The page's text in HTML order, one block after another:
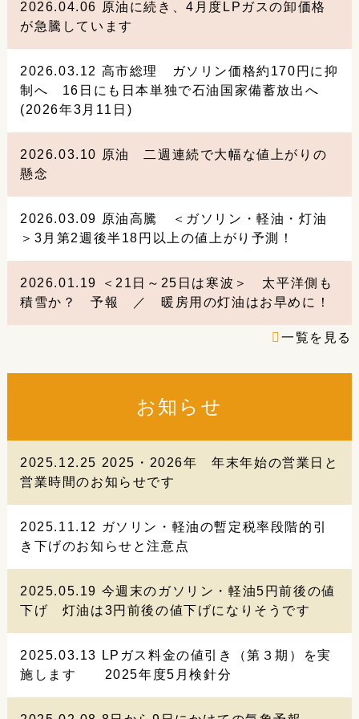
2026.04.06 原油に続き、4月度LPガスの卸価格
が急騰しています
2026.03.12 高市総理 ガソリン価格約170円に抑
制へ 16日にも日本単独で石油国家備蓄放出へ
(2026年3月11日)
2026.03.10 原油 二週連続で大幅な値上がりの
懸念
2026.03.09 原油高騰 ＜ガソリン・軽油・灯油
＞3月第2週後半18円以上の値上がり予測！
2026.01.19
＜21日～25日は寒波＞ 太平洋側も
積雪か？ 予報 ／ 暖房用の灯油はお早めに！
一覧を見る
お知らせ
2025.12.25 2025・2026年 年末年始の営業日と
営業時間のお知らせです
2025.11.12
ガソリン・軽油の暫定税率段階的引
き下げのお知らせと注意点
2025.05.19 今週末のガソリン・軽油5円前後の値
下げ 灯油は3円前後の値下げになりそうです
2025.03.13
LPガス料金の値引き（第３期）を実
施します 2025年度5月検針分